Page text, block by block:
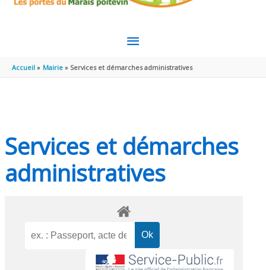
MENU
PRINCIPAL
Accueil Mairie Services et démarches administratives
Services et démarches
administratives